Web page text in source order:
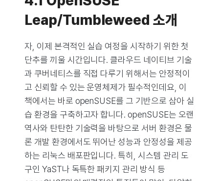
Leap/Tumbleweed 소개
자, 이제 본격적인 실습 여정을 시작하기 위한 첫
단추를 끼울 시간입니다. 클라우드 네이티브 기술
과 쿠버네티스를 직접 다루기 위해서는 안정적이
고 신뢰할 수 있는 운영체제가 필수적인데요, 이
책에서는 바로 openSUSE를 그 기반으로 삼아 실
습 환경을 구축하고자 합니다. openSUSE는 오랜
역사와 탄탄한 기술력을 바탕으로 서버 환경은 물
론 개발 환경에서도 뛰어난 성능과 안정성을 제공
하는 리눅스 배포판입니다. 특히, 시스템 관리 도
구인 YaST나 독특한 패키지 관리 방식 등